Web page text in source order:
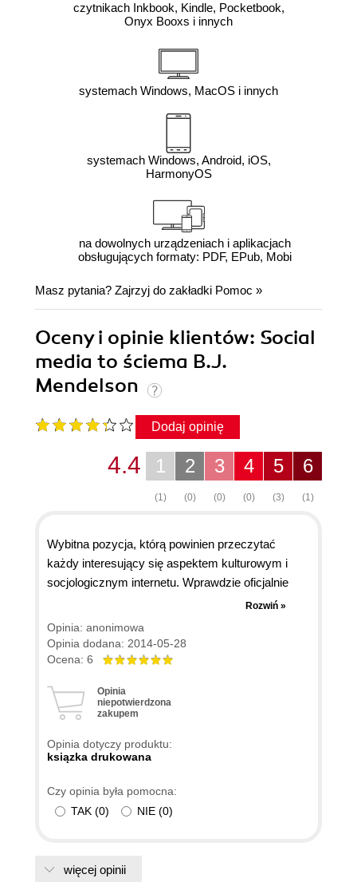
czytnikach Inkbook, Kindle, Pocketbook,
Onyx Booxs i innych
systemach Windows, MacOS i innych
systemach Windows, Android, iOS,
HarmonyOS
na dowolnych urządzeniach i aplikacjach
obsługujących formaty: PDF, EPub, Mobi
Masz pytania? Zajrzyj do zakładki Pomoc »
Oceny i opinie klientów: Social
media to ściema B.J.
Mendelson
Dodaj opinię
6
(1)
5
(3)
4
(0)
3
(0)
2
(0)
1
(1)
4.4
Wybitna pozycja, którą powinien przeczytać
każdy interesujący się aspektem kulturowym i
socjologicznym internetu. Wprawdzie oficjalnie
dedykowana jest marketingowcom, ale nie powinni
oni tego czytać - może bardzo frustrować. Lekka
forma felietonu sprawia, że książkę czyta się
wyśmienicie a przekazane tu treści są bardzo
Rozwiń »
Opinia: anonimowa
Opinia dodana: 2014-05-28
Ocena: 6
Opinia
niepotwierdzona
zakupem
Opinia dotyczy produktu:
ksiązka drukowana
Czy opinia była pomocna:
TAK (0) NIE (0)
więcej opinii